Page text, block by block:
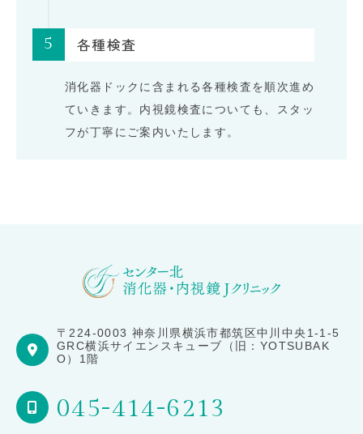
5 各種検査
消化器ドックに含まれる各種検査を順次進め
ていきます。内視鏡検査についても、スタッ
フが丁寧にご案内いたします。
〒224-0003 神奈川県横浜市都筑区中川中央1-1-5
GRC横浜サイエンスキューブ（旧：YOTSUBAK
O）1階
045-414-6213